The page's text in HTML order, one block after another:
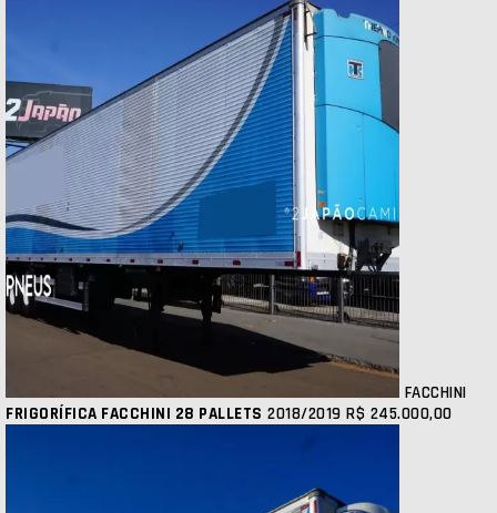
FACCHINI
FRIGORÍFICA FACCHINI 28 PALLETS 2018/2019 R$ 245.000,00